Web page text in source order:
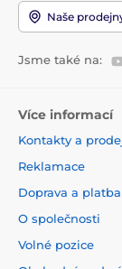
Naše
Jsme také na:
Více informací
Kontakty a
Reklamace
Doprava a platba
O společnosti
Volné pozice